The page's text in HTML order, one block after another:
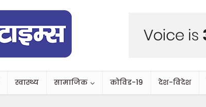
स्वास्थ्य सामाजिक कोविड-19 देश-विदेश